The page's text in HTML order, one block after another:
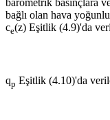
bağlı olan hava
ce(z) Eşitlik (4.9)'da
qp Eşitlik (4.10)'da